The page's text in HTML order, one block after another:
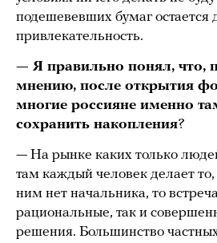
подешевевших бумаг остается
привлекательность.
— Я правильно понял, что,
мнению, после открытия
многие россияне именно
сохранить накопления?
— На рынке каких только
там каждый человек делает то,
ним нет начальника, то
рациональные, так и
решения. Большинство